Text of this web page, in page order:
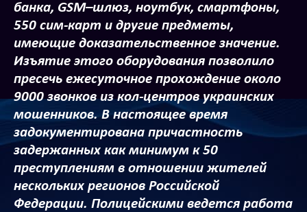
банка, GSM–шлюз, ноутбук, смартфоны,
550 сим-карт и другие предметы,
имеющие доказательственное значение.
Изъятие этого оборудования позволило
пресечь ежесуточное прохождение около
9000 звонков из кол-центров украинских
мошенников. В настоящее время
задокументирована причастность
задержанных как минимум к 50
преступлениям в отношении жителей
нескольких регионов Российской
Федерации. Полицейскими ведется работа